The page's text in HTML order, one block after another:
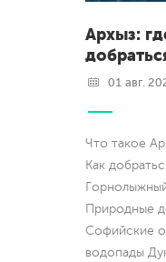
Архыз:
01 авг.
Что такое
Как
Природные
Софийские
водопады